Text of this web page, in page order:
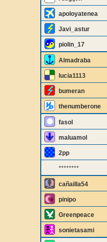
apoloyatenea
Javi_astur
piolin_17
Almadraba
lucia1113
bumeran
thenumberone
fasol
maluamol
2pp
********
cañailla54
pinipo
Greenpeace
sonietasami